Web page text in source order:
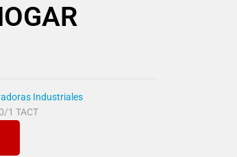
Industriales
1 TACT